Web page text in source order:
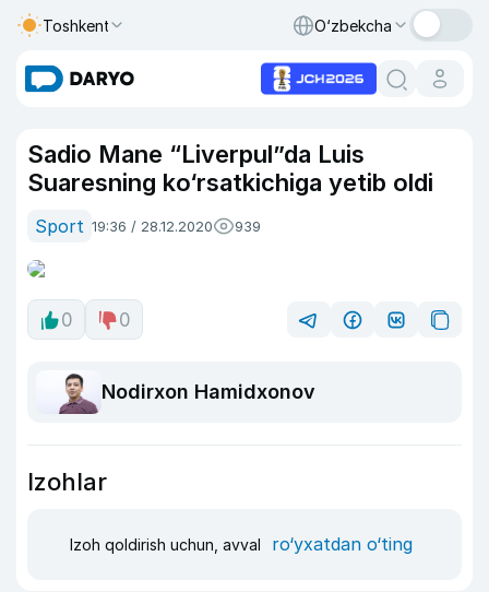
Toshkent O‘zbekcha
Sadio Mane “Liverpul”da Luis
Suaresning ko‘rsatkichiga yetib oldi
Sport 19:36 / 28.12.2020 939
0 0
Nodirxon Hamidxonov
Izohlar
Izoh qoldirish uchun, avval ro‘yxatdan o‘ting